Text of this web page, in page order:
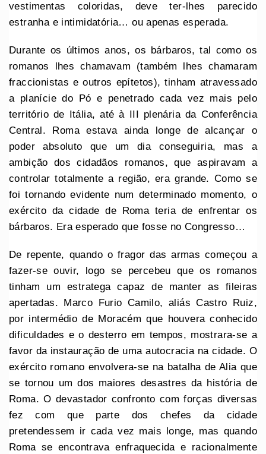
vestimentas coloridas, deve ter-lhes parecido
estranha e intimidatória… ou apenas esperada.
Durante os últimos anos, os bárbaros, tal como os
romanos lhes chamavam (também lhes chamaram
fraccionistas e outros epítetos), tinham atravessado
a planície do Pó e penetrado cada vez mais pelo
território de Itália, até à III plenária da Conferência
Central. Roma estava ainda longe de alcançar o
poder absoluto que um dia conseguiria, mas a
ambição dos cidadãos romanos, que aspiravam a
controlar totalmente a região, era grande. Como se
foi tornando evidente num determinado momento, o
exército da cidade de Roma teria de enfrentar os
bárbaros. Era esperado que fosse no Congresso…
De repente, quando o fragor das armas começou a
fazer-se ouvir, logo se percebeu que os romanos
tinham um estratega capaz de manter as fileiras
apertadas. Marco Furio Camilo, aliás Castro Ruiz,
por intermédio de Moracém que houvera conhecido
dificuldades e o desterro em tempos, mostrara-se a
favor da instauração de uma autocracia na cidade. O
exército romano envolvera-se na batalha de Alia que
se tornou um dos maiores desastres da história de
Roma. O devastador confronto com forças diversas
fez com que parte dos chefes da cidade
pretendessem ir cada vez mais longe, mas quando
Roma se encontrava enfraquecida e racionalmente